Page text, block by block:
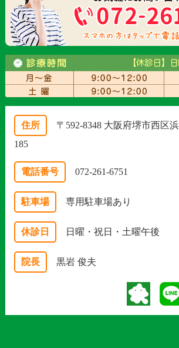
住所
〒592-8348 大阪府堺市西区
185
電話番号 072-261-6751
駐車場 専用駐車場あり
休診日 日曜・祝日・土曜午後
院長 黒岩 俊夫